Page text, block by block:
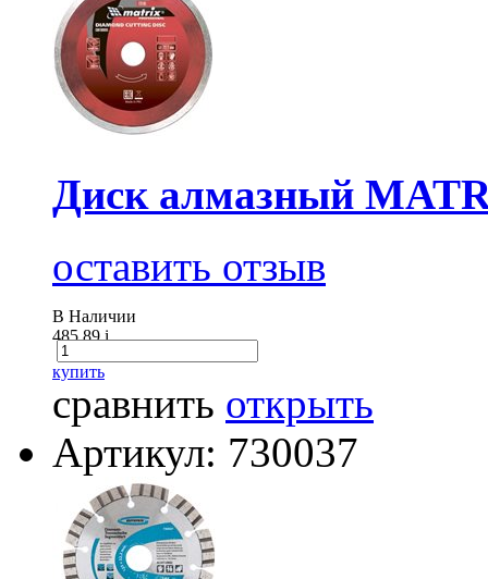
Диск алмазный
оставить отзыв
В Наличии
485.89i
купить
сравнить открыть
Артикул: 730037